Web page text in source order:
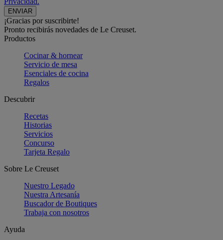
¡Gracias por suscribirte!
Pronto recibirás novedades de Le Creuset.
Productos
Cocinar & hornear
Servicio de mesa
Esenciales de cocina
Regalos
Descubrir
Recetas
Historias
Servicios
Concurso
Tarjeta Regalo
Sobre Le Creuset
Nuestro Legado
Nuestra Artesanía
Buscador de Boutiques
Trabaja con nosotros
Ayuda